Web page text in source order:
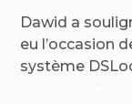
Dawid a
eu l’occasion
système